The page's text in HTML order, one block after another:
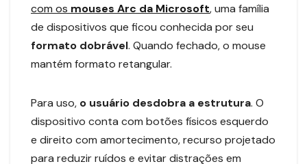
com os mouses Arc da Microsoft, uma família
de dispositivos que ficou conhecida por seu
formato dobrável. Quando fechado, o mouse
mantém formato retangular.
Para uso, o usuário desdobra a estrutura. O
dispositivo conta com botões físicos esquerdo
e direito com amortecimento, recurso projetado
para reduzir ruídos e evitar distrações em